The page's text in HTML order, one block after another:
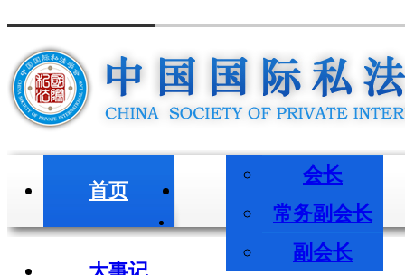
首页
会长
常务副会长
副会长
会长/副会长